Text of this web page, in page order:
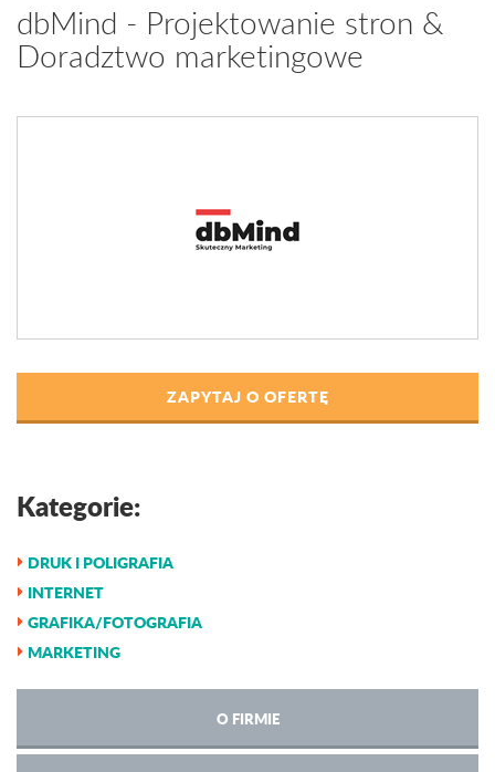
dbMind - Projektowanie stron &
Doradztwo marketingowe
ZAPYTAJ O OFERTĘ
Kategorie:
DRUK I POLIGRAFIA
INTERNET
GRAFIKA/FOTOGRAFIA
MARKETING
O FIRMIE